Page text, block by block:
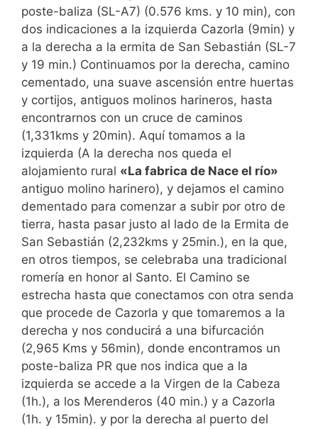
poste-baliza (SL-A7) (0.576 kms. y 10 min), con
dos indicaciones a la izquierda Cazorla (9min) y
a la derecha a la ermita de San Sebastián (SL-7
y 19 min.) Continuamos por la derecha, camino
cementado, una suave ascensión entre huertas
y cortijos, antiguos molinos harineros, hasta
encontrarnos con un cruce de caminos
(1,331kms y 20min). Aquí tomamos a la
izquierda (A la derecha nos queda el
alojamiento rural «La fabrica de Nace el río»
antiguo molino harinero), y dejamos el camino
dementado para comenzar a subir por otro de
tierra, hasta pasar justo al lado de la Ermita de
San Sebastián (2,232kms y 25min.), en la que,
en otros tiempos, se celebraba una tradicional
romería en honor al Santo. El Camino se
estrecha hasta que conectamos con otra senda
que procede de Cazorla y que tomaremos a la
derecha y nos conducirá a una bifurcación
(2,965 Kms y 56min), donde encontramos un
poste-baliza PR que nos indica que a la
izquierda se accede a la Virgen de la Cabeza
(1h.), a los Merenderos (40 min.) y a Cazorla
(1h. y 15min). y por la derecha al puerto del